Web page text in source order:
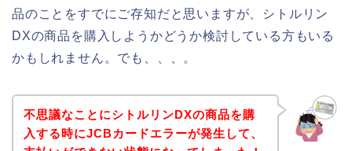
品のことをすでにご存知だと思いますが、シトルリン
DXの商品を購入しようかどうか検討している方もいる
かもしれません。でも、、、。
不思議なことにシトルリンDXの商品を購
入する時にJCBカードエラーが発生して、